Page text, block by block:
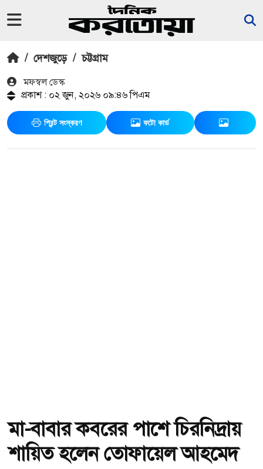
/ দেশজুড়ে / চট্টগ্রাম
মফস্বল ডেস্ক
প্রকাশ : ০২ জুন, ২০২৬ ০৯:৪৬ পিএম
প্রিন্ট সংস্করণ ফটো কার্ড
মা-বাবার কবরের পাশে চিরনিদ্রায়
শায়িত হলেন তোফায়েল আহমেদ